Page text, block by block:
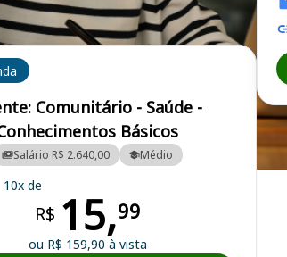
Comunitário - Saúde -
Básicos
Salário R$ 2.640,00 Médio
10x de
R$ 15,99
ou R$ 159,90 à vista